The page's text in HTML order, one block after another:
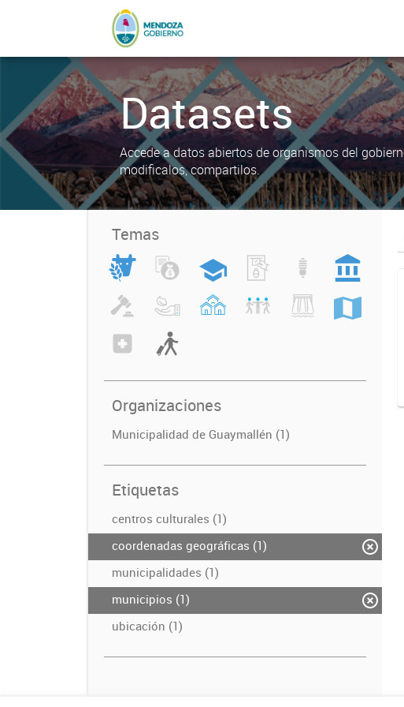
Datasets
Accede a datos abiertos de organismos del
modificalos, compartilos.
Temas
Organizaciones
Municipalidad de Guaymallén (1)
Etiquetas
centros culturales (1)
coordenadas geográficas (1)
municipalidades (1)
municipios (1)
ubicación (1)